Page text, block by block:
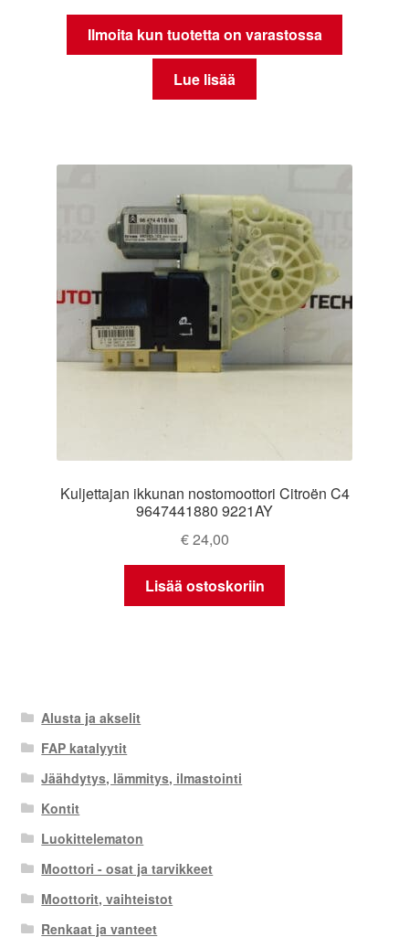
Ilmoita kun tuotetta on varastossa
Lue lisää
Kuljettajan ikkunan nostomoottori Citroën C4
9647441880 9221AY
€24,00
Lisää ostoskoriin
Alusta ja akselit
FAP katalyytit
Jäähdytys, lämmitys, ilmastointi
Kontit
Luokittelematon
Moottori - osat ja tarvikkeet
Moottorit, vaihteistot
Renkaat ja vanteet